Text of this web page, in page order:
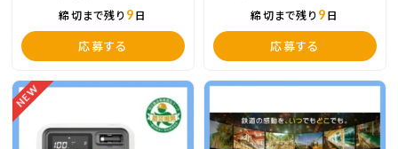
締切まで残り 9 日
応募する
締切まで残り 9 日
応募する
NEW